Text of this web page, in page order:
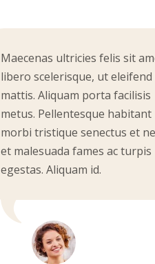
Maecenas ultricies felis sit
libero scelerisque, ut eleifend
mattis. Aliquam porta facilisis
metus. Pellentesque habitant
morbi tristique senectus et
et malesuada fames ac turpis
egestas. Aliquam id.